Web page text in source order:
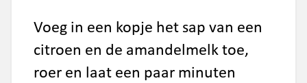
Voeg in een kopje het sap van een
citroen en de amandelmelk toe,
roer en laat een paar minuten